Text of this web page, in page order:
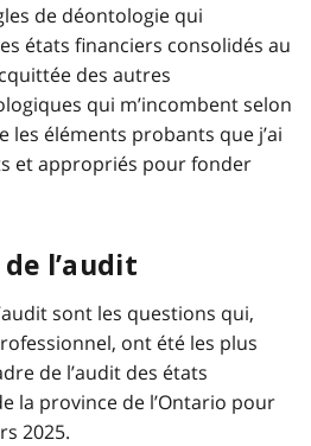
de déontologie qui
états financiers consolidés au
des autres
qui m’incombent selon
les éléments probants que j’ai
et appropriés pour fonder
l’audit
sont les questions qui,
ont été les plus
de l’audit des états
la province de l’Ontario pour
2025.